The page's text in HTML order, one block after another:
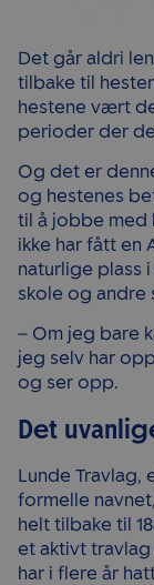
Det går aldri
tilbake til
hestene vært
perioder der
Og det er
og hestenes
til å jobbe med
ikke har fått en
naturlige plass
skole og andre
– Om jeg bare
jeg selv har
og ser opp.
Det
Lunde Travlag,
formelle
helt tilbake til
et aktivt travlag
har i flere år